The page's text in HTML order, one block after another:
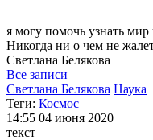
я могу помочь узнать мир
Никогда ни о чем не
Светлана Белякова
Все записи
Светлана Белякова Наука
Теги: Космос
14:55 04 июня 2020
текст